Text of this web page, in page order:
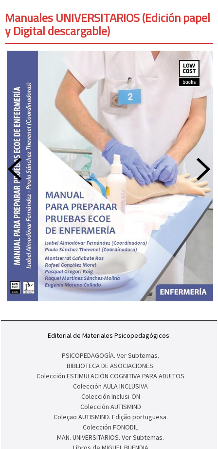
Manuales UNIVERSITARIOS (Edición papel
y Digital descargable)
Editorial de Materiales Psicopedagógicos.
PSICOPEDAGOGÍA. Ver Subtemas.
BIBLIOTECA DE ASOCIACIONES.
Colección ESTIMULACIÓN COGNITIVA PARA ADULTOS
Colección AULA INCLUSIVA
Colección Inclusi-ON